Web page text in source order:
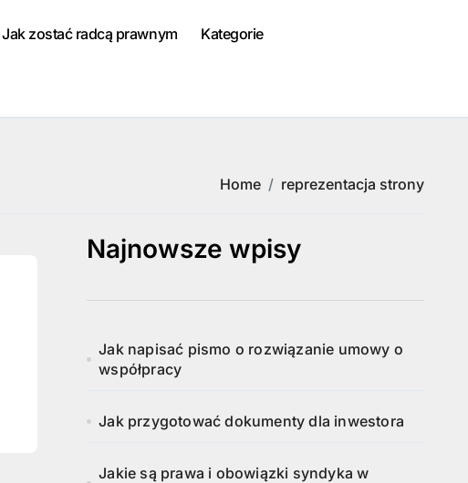
Jak zostać radcą prawnym Kategorie
Home reprezentacja strony
Najnowsze wpisy
Jak napisać pismo o rozwiązanie umowy o
współpracy
Jak przygotować dokumenty dla inwestora
Jakie są prawa i obowiązki syndyka w